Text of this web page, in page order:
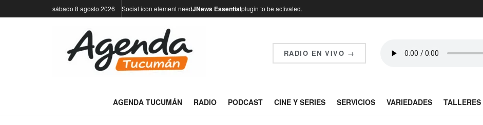
sábado 8 agosto 2026 Social icon element needJNews Essentialplugin to be activated.
RADIO EN VIVO →
AGENDA TUCUMÁN RADIO PODCAST CINE Y SERIES SERVICIOS VARIEDADES TALLERES